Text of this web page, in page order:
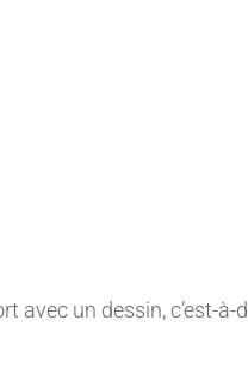
avec un dessin, c’est-